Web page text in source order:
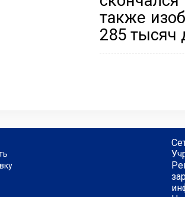
также
285 тысяч